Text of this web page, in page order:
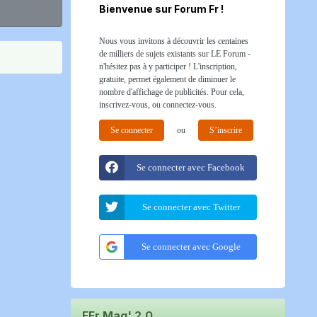
Bienvenue sur Forum Fr !
Nous vous invitons à découvrir les centaines
de milliers de sujets existants sur LE Forum -
n'hésitez pas à y participer ! L'inscription,
gratuite, permet également de diminuer le
nombre d'affichage de publicités. Pour cela,
inscrivez-vous, ou connectez-vous.
Se connecter ou S’inscrire
Se connecter avec Facebook
Se connecter avec Twitter
Se connecter avec Google